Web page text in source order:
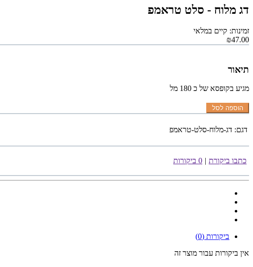
דג מלוח - סלט טראמפ
זמינות: קיים במלאי
₪47.00
תיאור
מגיע בקופסא של כ 180 מל
הוספה לסל
דגם: דג-מלוח-סלט-טראמפ
כתבו ביקורת | 0 ביקורות
ביקורות (0)
אין ביקורות עבור מוצר זה